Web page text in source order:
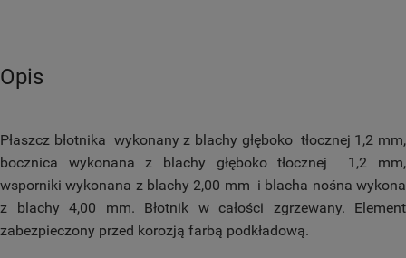
Opis
Płaszcz błotnika wykonany z blachy głęboko tłocznej 1,2 mm,
bocznica wykonana z blachy głęboko tłocznej 1,2 mm,
wsporniki wykonana z blachy 2,00 mm i blacha nośna wykona
z blachy 4,00 mm. Błotnik w całości zgrzewany. Element
zabezpieczony przed korozją farbą podkładową.